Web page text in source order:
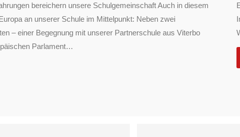
bereichern unsere Schulgemeinschaft Auch in diesem
an unserer Schule im Mittelpunkt: Neben zwei
– einer Begegnung mit unserer Partnerschule aus Viterbo
Parlament…